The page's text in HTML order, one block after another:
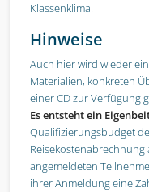
Klassenklima.
Hinweise
Auch hier wird wieder
Materialien, konkreten
einer CD zur Verfügung
Es entsteht ein
Qualifizierungsbudget
angemeldeten
ihrer Anmeldung eine